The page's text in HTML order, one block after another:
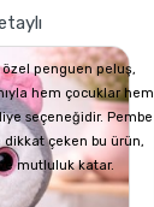
penguen peluş,
hem çocuklar hem
seçeneğidir. Pembe
dikkat çeken bu ürün,
mutluluk katar.